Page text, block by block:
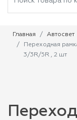
Главная Автосвет
Переходная
3/3R/5R , 2 шт